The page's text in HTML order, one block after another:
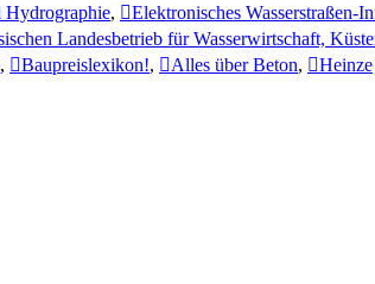
Hydrographie, Elektronisches Wasserstraßen-
Landesbetrieb für Wasserwirtschaft,
, Baupreislexikon!, Alles über Beton,
Heinze